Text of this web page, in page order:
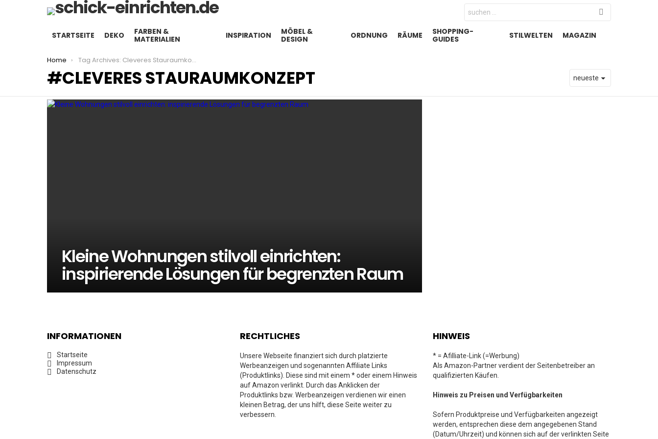
Search
for:
STARTSEITE DEKO
FARBEN &
MATERIALIEN
INSPIRATION
MÖBEL &
DESIGN
ORDNUNG RÄUME
SHOPPING-
GUIDES
STILWELTEN MAGAZIN
You are here:
Home Tag Archives: Cleveres Stauraumkonzept
CLEVERES STAURAUMKONZEPT
LATEST
STORIES
Kleine Wohnungen stilvoll einrichten:
inspirierende Lösungen für begrenzten Raum
INFORMATIONEN
Startseite
Impressum
Datenschutz
RECHTLICHES
Unsere Webseite finanziert sich durch platzierte
Werbeanzeigen und sogenannten Affiliate Links
(Produktlinks). Diese sind mit einem * oder einem Hinweis
auf Amazon verlinkt. Durch das Anklicken der
Produktlinks bzw. Werbeanzeigen verdienen wir einen
kleinen Betrag, der uns hilft, diese Seite weiter zu
verbessern.
HINWEIS
* = Afilliate-Link (=Werbung)
Als Amazon-Partner verdient der Seitenbetreiber an
qualifizierten Käufen.
Hinweis zu Preisen und Verfügbarkeiten
Sofern Produktpreise und Verfügbarkeiten angezeigt
werden, entsprechen diese dem angegebenen Stand
(Datum/Uhrzeit) und können sich auf der verlinkten Seite